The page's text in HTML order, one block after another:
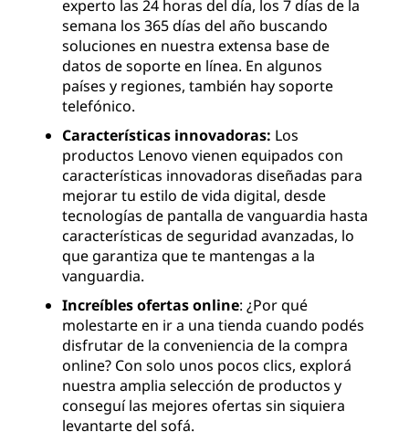
experto las 24 horas del día, los 7 días de la
semana los 365 días del año buscando
soluciones en nuestra extensa base de
datos de soporte en línea. En algunos
países y regiones, también hay soporte
telefónico.
Características innovadoras: Los
productos Lenovo vienen equipados con
características innovadoras diseñadas para
mejorar tu estilo de vida digital, desde
tecnologías de pantalla de vanguardia hasta
características de seguridad avanzadas, lo
que garantiza que te mantengas a la
vanguardia.
Increíbles ofertas online: ¿Por qué
molestarte en ir a una tienda cuando podés
disfrutar de la conveniencia de la compra
online? Con solo unos pocos clics, explorá
nuestra amplia selección de productos y
conseguí las mejores ofertas sin siquiera
levantarte del sofá.